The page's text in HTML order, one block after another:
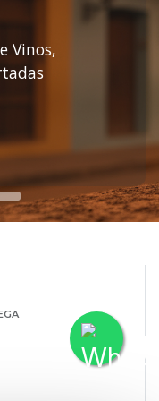
Vinos,y
Profesional
10.000+
Clientes
Ciudades